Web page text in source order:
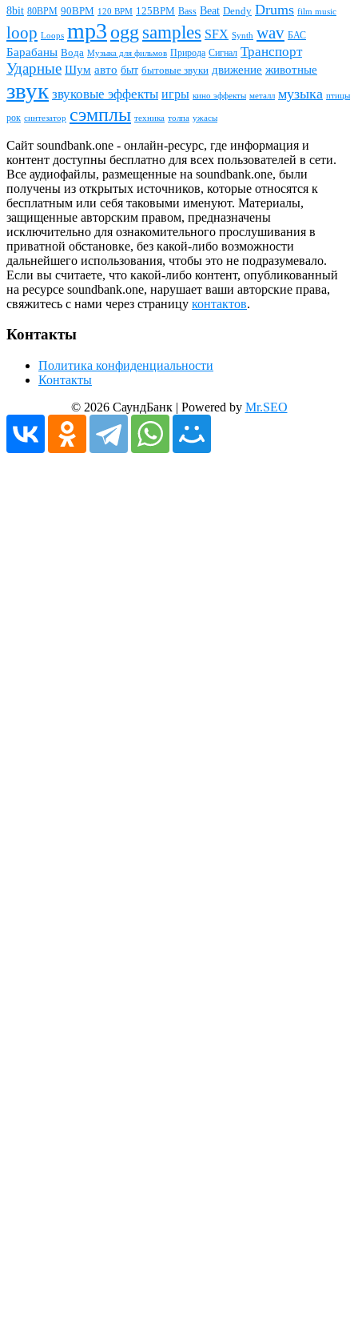
8bit 80BPM 90BPM 120 BPM 125BPM Bass Beat Dendy Drums film music
loop Loops mp3 ogg samples SFX Synth wav БАС
Барабаны Вода Музыка для фильмов Природа Сигнал Транспорт
Ударные Шум авто быт бытовые звуки движение животные
звук звуковые эффекты игры кино эффекты металл музыка птицы
рок синтезатор сэмплы техника толпа ужасы
Сайт soundbank.one - онлайн-ресурс, где информация и
контент доступны бесплатно для всех пользователей в сети.
Все аудиофайлы, размещенные на soundbank.one, были
получены из открытых источников, которые относятся к
бесплатным или себя таковыми именуют. Материалы,
защищенные авторским правом, предназначены
исключительно для ознакомительного прослушивания в
приватной обстановке, без какой-либо возможности
дальнейшего использования, чтобы это не подразумевало.
Если вы считаете, что какой-либо контент, опубликованный
на ресурсе soundbank.one, нарушает ваши авторские права,
свяжитесь с нами через страницу контактов.
Контакты
Политика конфиденциальности
Контакты
© 2026 СаундБанк | Powered by Mr.SEO